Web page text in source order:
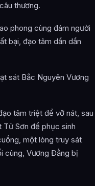
thương.
phong cùng đám người
bại, đạo tâm dần dần
sát Bắc Nguyên Vương
tâm triệt để vỡ nát, sau
Sơn để phục sinh
một lòng truy sát
cùng, Vương Đằng bị